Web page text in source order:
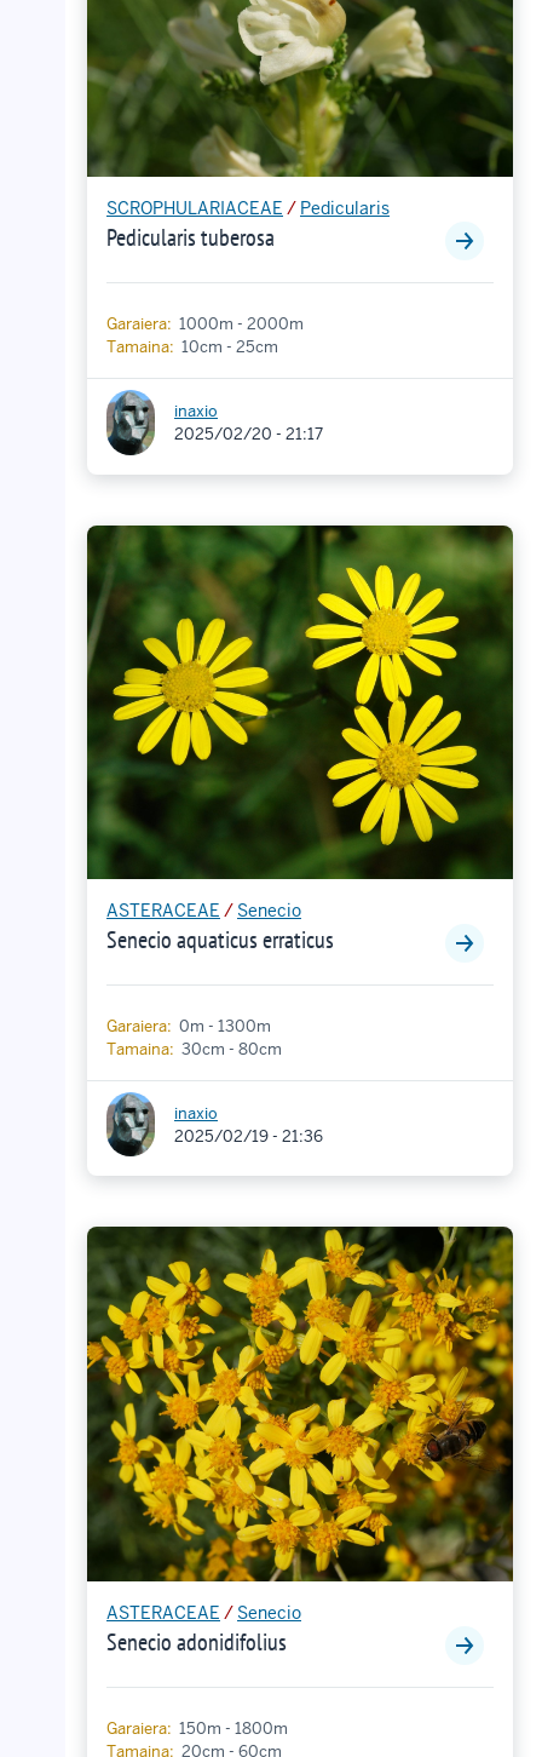
SCROPHULARIACEAE / Pedicularis
Pedicularis tuberosa
Garaiera: 1000m - 2000m
Tamaina: 10cm - 25cm
inaxio
2025/02/20 - 21:17
ASTERACEAE / Senecio
Senecio aquaticus erraticus
Garaiera: 0m - 1300m
Tamaina: 30cm - 80cm
inaxio
2025/02/19 - 21:36
ASTERACEAE / Senecio
Senecio adonidifolius
Garaiera: 150m - 1800m
Tamaina: 20cm - 60cm